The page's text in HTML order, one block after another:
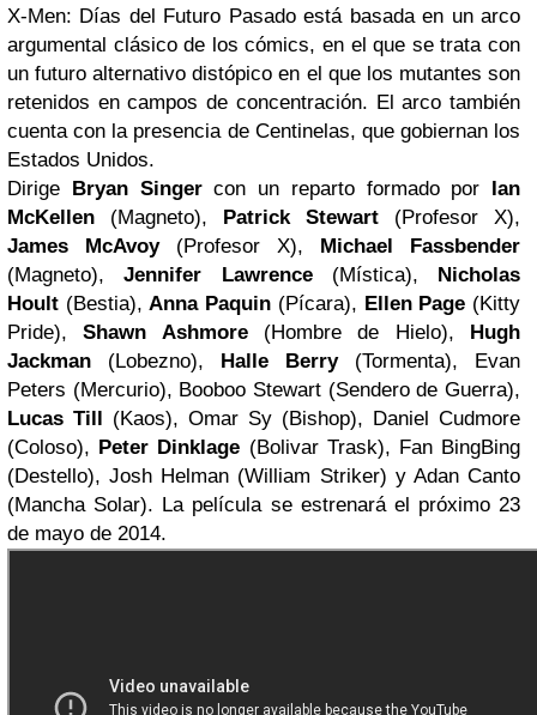
X-Men: Días del Futuro Pasado está basada en un arco
argumental clásico de los cómics, en el que se trata con
un futuro alternativo distópico en el que los mutantes son
retenidos en campos de concentración. El arco también
cuenta con la presencia de Centinelas, que gobiernan los
Estados Unidos.
Dirige Bryan Singercon un reparto formado por Ian
McKellen (Magneto), Patrick Stewart (Profesor X),
James McAvoy(Profesor X), Michael Fassbender
(Magneto),Jennifer Lawrence(Mística), Nicholas
Hoult (Bestia),Anna Paquin (Pícara), Ellen Page (Kitty
Pride),Shawn Ashmore(Hombre de Hielo), Hugh
Jackman (Lobezno), Halle Berry(Tormenta), Evan
Peters (Mercurio), Booboo Stewart (Sendero de Guerra),
Lucas Till (Kaos), Omar Sy (Bishop), Daniel Cudmore
(Coloso), Peter Dinklage (Bolivar Trask), Fan BingBing
(Destello), Josh Helman (William Striker) y Adan Canto
(Mancha Solar). La película se estrenará el próximo 23
de mayo de 2014.